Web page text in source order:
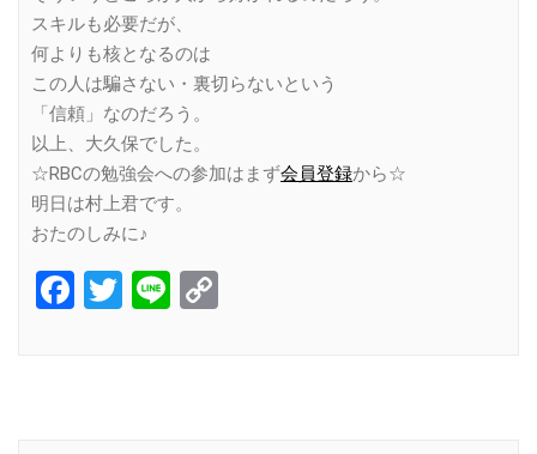
スキルも必要だが、
何よりも核となるのは
この人は騙さない・裏切らないという
「信頼」なのだろう。
以上、大久保でした。
☆RBCの勉強会への参加はまず会員登録から☆
明日は村上君です。
おたのしみに♪
Facebook
Twitter
Line